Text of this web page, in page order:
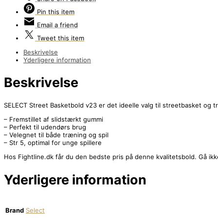
Pin this item
Email a friend
Tweet this item
Beskrivelse
Yderligere information
Beskrivelse
SELECT Street Basketbold v23 er det ideelle valg til streetbasket
– Fremstillet af slidstærkt gummi
– Perfekt til udendørs brug
– Velegnet til både træning og spil
– Str 5, optimal for unge spillere
Hos Fightline.dk får du den bedste pris på denne kvalitetsbold. Gå
Yderligere information
Brand Select